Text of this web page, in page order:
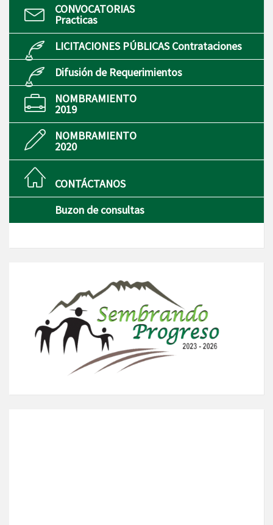
CONVOCATORIAS
Practicas
LICITACIONES PÚBLICAS Contrataciones
Difusión de Requerimientos
NOMBRAMIENTO
2019
NOMBRAMIENTO
2020
CONTÁCTANOS
Buzon de consultas